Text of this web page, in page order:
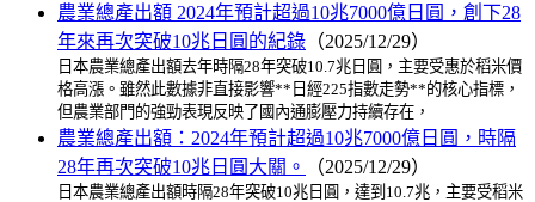
農業總產出額 2024年預計超過10兆7000億日圓，創下28
年來再次突破10兆日圓的紀錄 （2025/12/29）
日本農業總產出額去年時隔28年突破10.7兆日圓，主要受惠於稻米價
格高漲。雖然此數據非直接影響**日經225指數走勢**的核心指標，
但農業部門的強勁表現反映了國內通膨壓力持續存在，
農業總產出額：2024年預計超過10兆7000億日圓，時隔
28年再次突破10兆日圓大關。
（2025/12/29）
日本農業總產出額時隔28年突破10兆日圓，達到10.7兆，主要受稻米